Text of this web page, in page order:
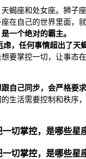
蝎座和处女座。狮
在自己的世界里面
一个绝对的霸主。
，任何事情超出了天
要掌控一切，让事
自己同步，会严格要
生活需要控制和秩
切掌控，是哪些星
切掌控，是哪些星